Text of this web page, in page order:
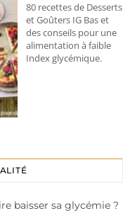
80 recettes de Desserts
et Goûters IG Bas et
des conseils pour une
alimentation à faible
Index glycémique.
baisser sa glycémie ?